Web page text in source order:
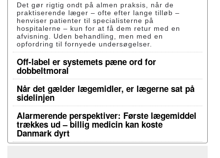
Det gør rigtig ondt på almen praksis, når de
praktiserende læger – ofte efter lange tilløb –
henviser patienter til specialisterne på
hospitalerne – kun for at få dem retur med en
afvisning. Uden behandling, men med en
opfordring til fornyede undersøgelser.
Off-label er systemets pæne ord for
dobbeltmoral
Når det gælder lægemidler, er lægerne sat på
sidelinjen
Alarmerende perspektiver: Første lægemiddel
trækkes ud – billig medicin kan koste
Danmark dyrt